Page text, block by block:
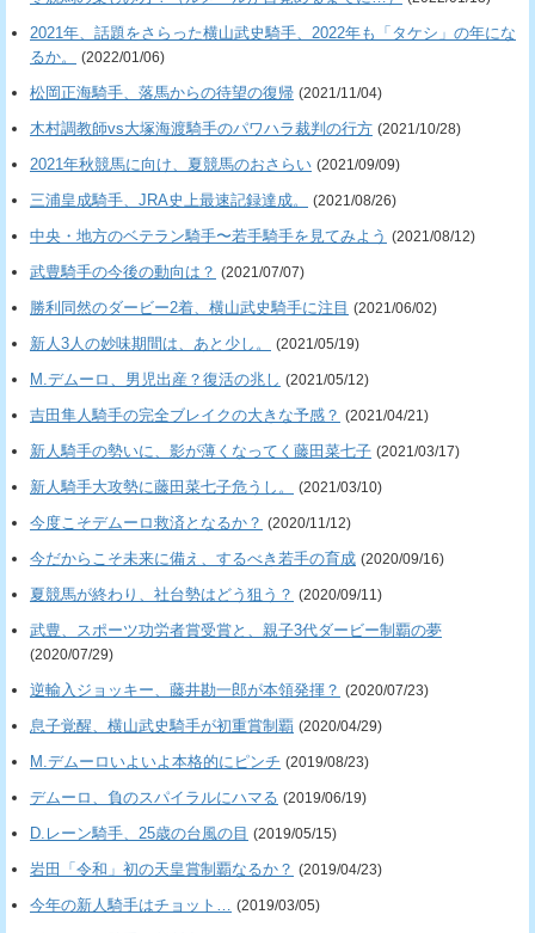
2021年、話題をさらった横山武史騎手、2022年も「タケシ」の年にな
るか。
(2022/01/06)
松岡正海騎手、落馬からの待望の復帰 (2021/11/04)
木村調教師vs大塚海渡騎手のパワハラ裁判の行方 (2021/10/28)
2021年秋競馬に向け、夏競馬のおさらい (2021/09/09)
三浦皇成騎手、JRA史上最速記録達成。 (2021/08/26)
中央・地方のベテラン騎手〜若手騎手を見てみよう (2021/08/12)
武豊騎手の今後の動向は？ (2021/07/07)
勝利同然のダービー2着、横山武史騎手に注目 (2021/06/02)
新人3人の妙味期間は、あと少し。 (2021/05/19)
M.デムーロ、男児出産？復活の兆し (2021/05/12)
吉田隼人騎手の完全ブレイクの大きな予感？ (2021/04/21)
新人騎手の勢いに、影が薄くなってく藤田菜七子 (2021/03/17)
新人騎手大攻勢に藤田菜七子危うし。 (2021/03/10)
今度こそデムーロ救済となるか？ (2020/11/12)
今だからこそ未来に備え、するべき若手の育成 (2020/09/16)
夏競馬が終わり、社台勢はどう狙う？ (2020/09/11)
武豊、スポーツ功労者賞受賞と、親子3代ダービー制覇の夢
(2020/07/29)
逆輸入ジョッキー、藤井勘一郎が本領発揮？ (2020/07/23)
息子覚醒、横山武史騎手が初重賞制覇 (2020/04/29)
M.デムーロいよいよ本格的にピンチ (2019/08/23)
デムーロ、負のスパイラルにハマる (2019/06/19)
D.レーン騎手、25歳の台風の目 (2019/05/15)
岩田「令和」初の天皇賞制覇なるか？ (2019/04/23)
今年の新人騎手はチョット… (2019/03/05)